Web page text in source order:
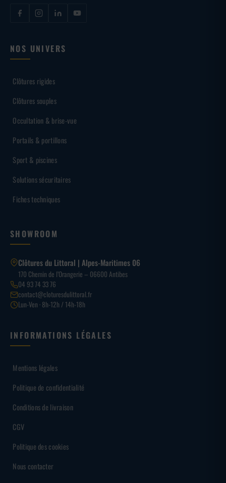
NOS UNIVERS
Clôtures rigides
Clôtures souples
Occultation & brise-vue
Portails & portillons
Sport & piscines
Solutions sécuritaires
Fiches techniques
SHOWROOM
Clôtures du Littoral | Alpes-Maritimes 06
170 Chemin de l’Orangerie – 06600 Antibes
04 93 74 33 76
contact@cloturesdulittoral.fr
Lun-Ven · 8h-12h / 14h-18h
INFORMATIONS LÉGALES
Mentions légales
Politique de confidentialité
Conditions de livraison
CGV
Politique des cookies
Nous contacter